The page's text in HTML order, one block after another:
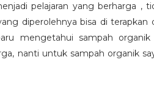
pelajaran yang berharga ,
diperolehnya bisa di terapkan
mengetahui sampah
nanti untuk sampah organik